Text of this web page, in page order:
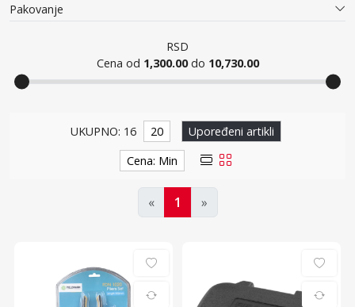
Pakovanje
RSD
Cena od 1,300.00do 10,730.00
Setovi alata
UKUPNO: 16 20
Upoređeni artikli
Cena: Min
« 1 »